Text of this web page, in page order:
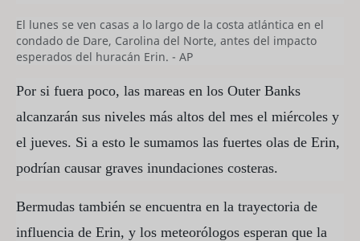
El lunes se ven casas a lo largo de la costa atlántica en el
condado de Dare, Carolina del Norte, antes del impacto
esperados del huracán Erin. - AP
Por si fuera poco, las mareas en los Outer Banks
alcanzarán sus niveles más altos del mes el miércoles y
el jueves. Si a esto le sumamos las fuertes olas de Erin,
podrían causar graves inundaciones costeras.
Bermudas también se encuentra en la trayectoria de
influencia de Erin, y los meteorólogos esperan que la